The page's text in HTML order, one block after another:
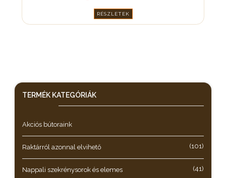
RÉSZLETEK
TERMÉK KATEGÓRIÁK
Akciós bútoraink
Raktárról azonnal elvihető (101)
Nappali szekrénysorok és elemes
(41)